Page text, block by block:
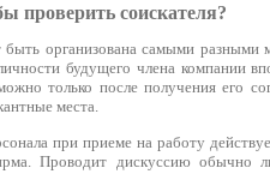
проверить соискателя?
быть организована самыми разными
будущего члена компании
только после получения его
места.
при приеме на работу
Проводит дискуссию обычно